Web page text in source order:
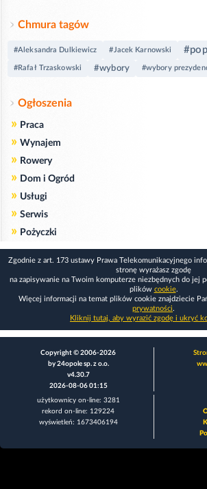
Chmura tagów
#Aleksandra Dulkiewicz #Jacek Karnowski
#Rafał Trzaskowski #wybory #wybory
Ogłoszenia
» Praca
» Wynajem
» Rowery
» Dom i Ogród
» Usługi
» Serwis
» Pożyczki
Zgodnie z art. 173 ustawy Prawa Telekomunikacyjnego
stronę wyrażasz zgodę
na zapisywanie na Twoim komputerze niezbędnych do jej
plików cookie.
Więcej informacji na temat plików cookie znajdziecie
prywatności.
Kliknij tutaj, aby wyrazić zgodę i ukryć
Copyright © 2006-2026
by 24opole sp. z o.o.
v4.30.7
2026-08-06 01:15
użytkownicy on-line: 3281
rekord on-line: 129224
wyświetleń: 1673406194